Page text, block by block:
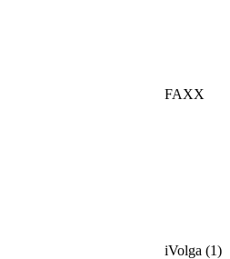
FAXX
iVolga (1)